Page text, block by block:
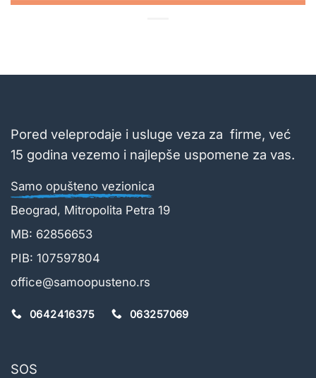
Pored veleprodaje i usluge veza za firme, već
15 godina vezemo i najlepše uspomene za vas.
Samo opušteno vezionica
Beograd, Mitropolita Petra 19
MB: 62856653
PIB: 107597804
office@samoopusteno.rs
0642416375 063257069
SOS